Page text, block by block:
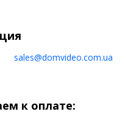
sales@domvideo.com.ua
к оплате: